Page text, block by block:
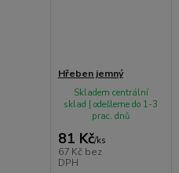
Hřeben jemný
81 Kč/ks
67 Kč bez
DPH
Skladem centrální
sklad | odešleme do 1-3
prac. dnů